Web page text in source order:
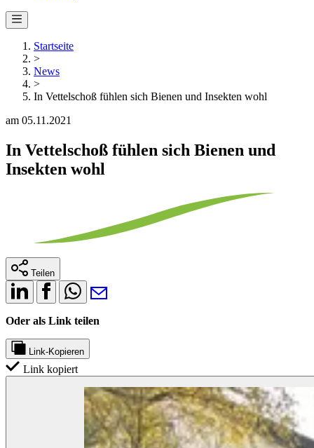
Startseite
>
News
>
In Vettelschoß fühlen sich Bienen und Insekten wohl
am 05.11.2021
In Vettelschoß fühlen sich Bienen und
Insekten wohl
Teilen
Oder als Link teilen
Link-Kopieren
Link kopiert